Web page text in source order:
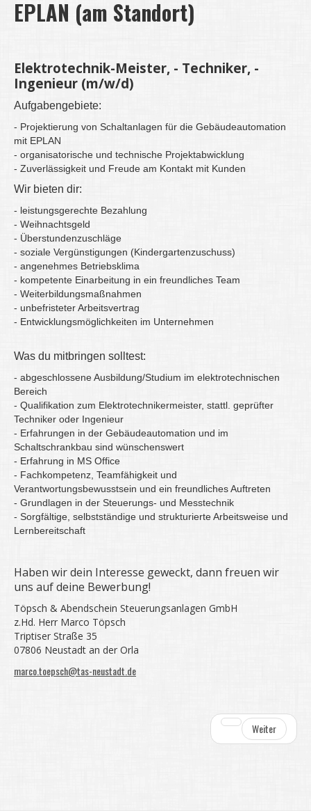
EPLAN (am Standort)
Elektrotechnik-Meister, - Techniker, -
Ingenieur (m/w/d)
Aufgabengebiete:
- Projektierung von Schaltanlagen für die Gebäudeautomation
mit EPLAN
- organisatorische und technische Projektabwicklung
- Zuverlässigkeit und Freude am Kontakt mit Kunden
Wir bieten dir:
- leistungsgerechte Bezahlung
- Weihnachtsgeld
- Überstundenzuschläge
- soziale Vergünstigungen (Kindergartenzuschuss)
- angenehmes Betriebsklima
- kompetente Einarbeitung in ein freundliches Team
- Weiterbildungsmaßnahmen
- unbefristeter Arbeitsvertrag
- Entwicklungsmöglichkeiten im Unternehmen
Was du mitbringen solltest:
- abgeschlossene Ausbildung/Studium im elektrotechnischen
Bereich
- Qualifikation zum Elektrotechnikermeister, stattl. geprüfter
Techniker oder Ingenieur
- Erfahrungen in der Gebäudeautomation und im
Schaltschrankbau sind wünschenswert
- Erfahrung in MS Office
- Fachkompetenz, Teamfähigkeit und
Verantwortungsbewusstsein und ein freundliches Auftreten
- Grundlagen in der Steuerungs- und Messtechnik
- Sorgfältige, selbstständige und strukturierte Arbeitsweise und
Lernbereitschaft
Haben wir dein Interesse geweckt, dann freuen wir
uns auf deine Bewerbung!
Töpsch & Abendschein Steuerungsanlagen GmbH
z.Hd. Herr Marco Töpsch
Triptiser Straße 35
07806 Neustadt an der Orla
marco.toepsch@tas-neustadt.de
Weiter